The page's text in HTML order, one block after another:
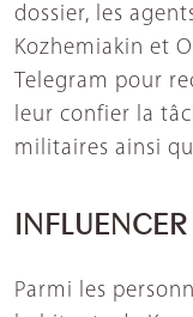
dossier, les
Kozhemiakin et
Telegram pour
leur confier la
militaires ainsi
Parmi les